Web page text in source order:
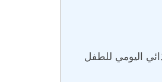
اليومي للطفل